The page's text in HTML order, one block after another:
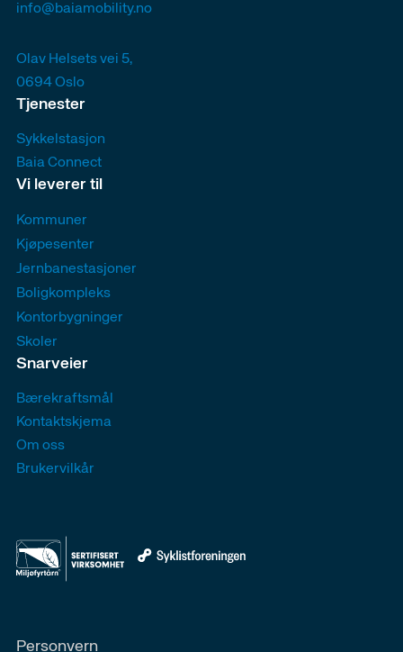
info@baiamobility.no
Olav Helsets vei 5,
0694 Oslo
Tjenester
Sykkelstasjon
Baia Connect
Vi leverer til
Kommuner
Kjøpesenter
Jernbanestasjoner
Boligkompleks
Kontorbygninger
Skoler
Snarveier
Bærekraftsmål
Kontaktskjema
Om oss
Brukervilkår
Personvern